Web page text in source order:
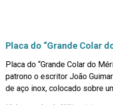
Placa do “Grande Colar
Placa do “Grande Colar do
patrono o escritor João
de aço inox, colocado sobre